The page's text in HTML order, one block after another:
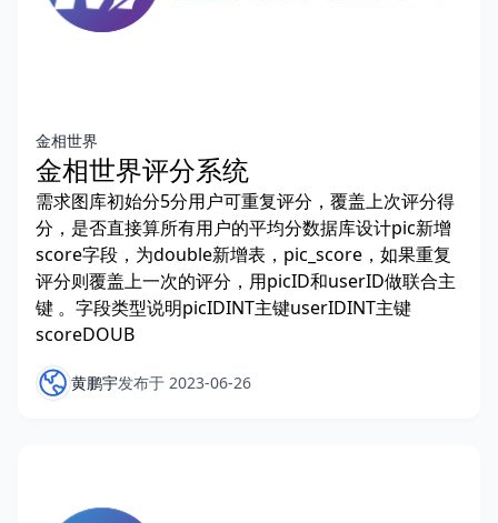
金相世界
金相世界评分系统
需求图库初始分5分用户可重复评分，覆盖上次评分得
分，是否直接算所有用户的平均分数据库设计pic新增
score字段，为double新增表，pic_score，如果重复
评分则覆盖上一次的评分，用picID和userID做联合主
键 。字段类型说明picIDINT主键userIDINT主键
scoreDOUB
黄鹏宇发布于 2023-06-26